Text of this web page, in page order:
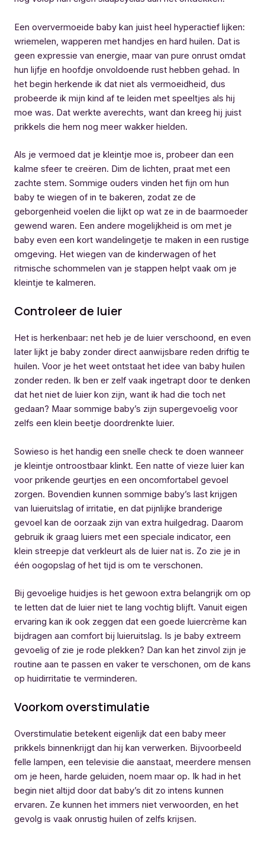
Een oververmoeide baby kan juist heel hyperactief lijken:
wriemelen, wapperen met handjes en hard huilen. Dat is
geen expressie van energie, maar van pure onrust omdat
hun lijfje en hoofdje onvoldoende rust hebben gehad. In
het begin herkende ik dat niet als vermoeidheid, dus
probeerde ik mijn kind af te leiden met speeltjes als hij
moe was. Dat werkte averechts, want dan kreeg hij juist
prikkels die hem nog meer wakker hielden.
Als je vermoed dat je kleintje moe is, probeer dan een
kalme sfeer te creëren. Dim de lichten, praat met een
zachte stem. Sommige ouders vinden het fijn om hun
baby te wiegen of in te bakeren, zodat ze de
geborgenheid voelen die lijkt op wat ze in de baarmoeder
gewend waren. Een andere mogelijkheid is om met je
baby even een kort wandelingetje te maken in een rustige
omgeving. Het wiegen van de kinderwagen of het
ritmische schommelen van je stappen helpt vaak om je
kleintje te kalmeren.
Controleer de luier
Het is herkenbaar: net heb je de luier verschoond, en even
later lijkt je baby zonder direct aanwijsbare reden driftig te
huilen. Voor je het weet ontstaat het idee van baby huilen
zonder reden. Ik ben er zelf vaak ingetrapt door te denken
dat het niet de luier kon zijn, want ik had die toch net
gedaan? Maar sommige baby’s zijn supergevoelig voor
zelfs een klein beetje doordrenkte luier.
Sowieso is het handig een snelle check te doen wanneer
je kleintje ontroostbaar klinkt. Een natte of vieze luier kan
voor prikende geurtjes en een oncomfortabel gevoel
zorgen. Bovendien kunnen sommige baby’s last krijgen
van luieruitslag of irritatie, en dat pijnlijke branderige
gevoel kan de oorzaak zijn van extra huilgedrag. Daarom
gebruik ik graag luiers met een speciale indicator, een
klein streepje dat verkleurt als de luier nat is. Zo zie je in
één oogopslag of het tijd is om te verschonen.
Bij gevoelige huidjes is het gewoon extra belangrijk om op
te letten dat de luier niet te lang vochtig blijft. Vanuit eigen
ervaring kan ik ook zeggen dat een goede luiercrème kan
bijdragen aan comfort bij luieruitslag. Is je baby extreem
gevoelig of zie je rode plekken? Dan kan het zinvol zijn je
routine aan te passen en vaker te verschonen, om de kans
op huidirritatie te verminderen.
Voorkom overstimulatie
Overstimulatie betekent eigenlijk dat een baby meer
prikkels binnenkrijgt dan hij kan verwerken. Bijvoorbeeld
felle lampen, een televisie die aanstaat, meerdere mensen
om je heen, harde geluiden, noem maar op. Ik had in het
begin niet altijd door dat baby’s dit zo intens kunnen
ervaren. Ze kunnen het immers niet verwoorden, en het
gevolg is vaak onrustig huilen of zelfs krijsen.